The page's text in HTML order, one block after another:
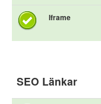
Iframe
SEO Länkar